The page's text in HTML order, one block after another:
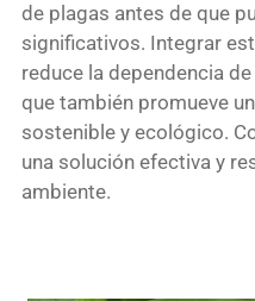
de plagas antes de que
significativos. Integrar
reduce la dependencia
que también promueve
sostenible y ecológico.
una solución efectiva y
ambiente.